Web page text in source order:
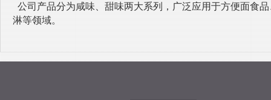
公司产品分为咸味、甜味两大系列，广泛应用于方便面食
淋等领域。